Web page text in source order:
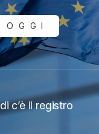
c’è il registro